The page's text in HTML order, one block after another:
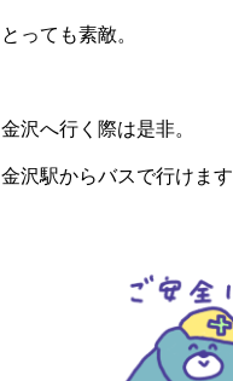
とっても素敵。
金沢へ行く際は是非。
金沢駅からバスで行けます